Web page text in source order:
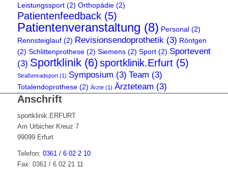
Leistungssport(2) Orthopädie(2)
Patientenfeedback(5)
Patientenveranstaltung (8) Personal(2)
Rennsteiglauf(2) Revisionsendoprothetik (3) Röntgen
(2) Schlittenprothese(2) Siemens(2) Sport(2) Sportevent
(3) Sportklinik(6) sportklinik.Erfurt(5)
Straßenradsport(1) Symposium (3) Team (3)
Totalendoprothese(2) Ärzte(1) Ärzteteam (3)
Anschrift
sportklinik.ERFURT
Am Urbicher Kreuz 7
99099 Erfurt
Telefon: 0361 / 6 02 2 10
Fax: 0361 / 6 02 21 11